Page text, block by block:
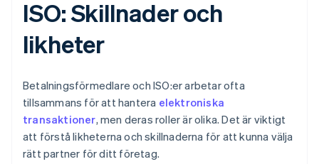
ISO: Skillnader och
likheter
Betalningsförmedlare och ISO:er arbetar ofta
tillsammans för att hantera elektroniska
transaktioner, men deras roller är olika. Det är viktigt
att förstå likheterna och skillnaderna för att kunna välja
rätt partner för ditt företag.